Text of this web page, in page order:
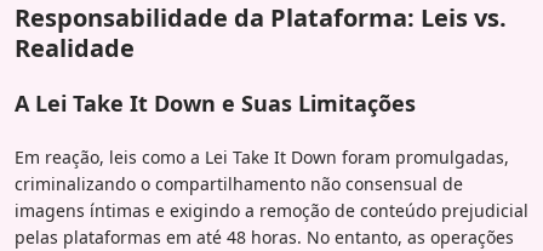
Responsabilidade da Plataforma: Leis vs.
Realidade
A Lei Take It Down e Suas Limitações
Em reação, leis como a Lei Take It Down foram promulgadas,
criminalizando o compartilhamento não consensual de
imagens íntimas e exigindo a remoção de conteúdo prejudicial
pelas plataformas em até 48 horas. No entanto, as operações